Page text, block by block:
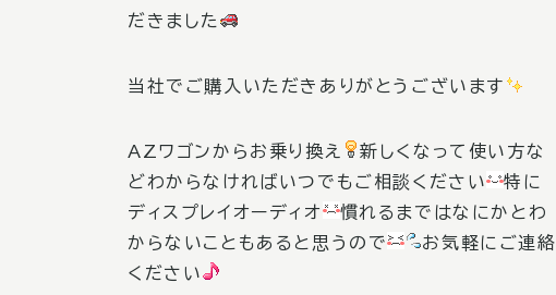
だきました
当社でご購入いただきありがとうございます
AZワゴンからお乗り換え
新しくなって使い方な
どわからなければいつでもご相談ください
特に
ディスプレイオーディオ
慣れるまではなにかとわ
からないこともあると思うので
お気軽にご連絡
ください